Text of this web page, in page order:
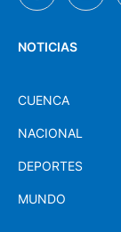
NOTICIAS
CUENCA
NACIONAL
DEPORTES
MUNDO